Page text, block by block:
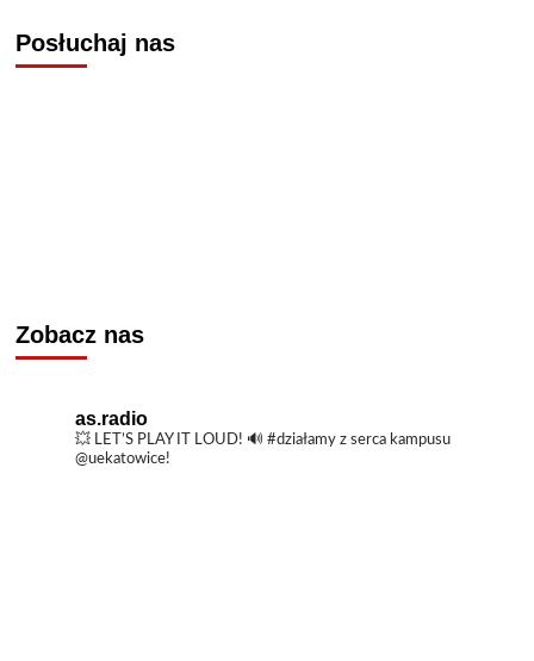
Posłuchaj nas
Zobacz nas
as.radio
💥 LET’S PLAY IT LOUD! 🔊 #działamy z serca kampusu
@uekatowice!